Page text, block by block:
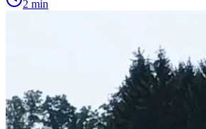
2 min